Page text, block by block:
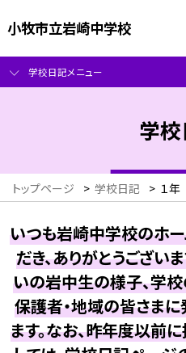
小牧市立岩崎中学校
学校日記メニュー
学
トップページ > 学校日記 > １年
いつも岩崎中学校のホ
だき、ありがとうござい
いの岩中生の様子、学
保護者・地域の皆さま
ます。なお、昨年度以前